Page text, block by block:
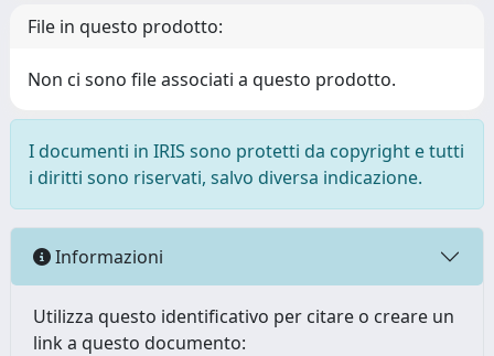
File in questo prodotto:
Non ci sono file associati a questo prodotto.
I documenti in IRIS sono protetti da copyright e tutti
i diritti sono riservati, salvo diversa indicazione.
Informazioni
Utilizza questo identificativo per citare o creare un
link a questo documento: